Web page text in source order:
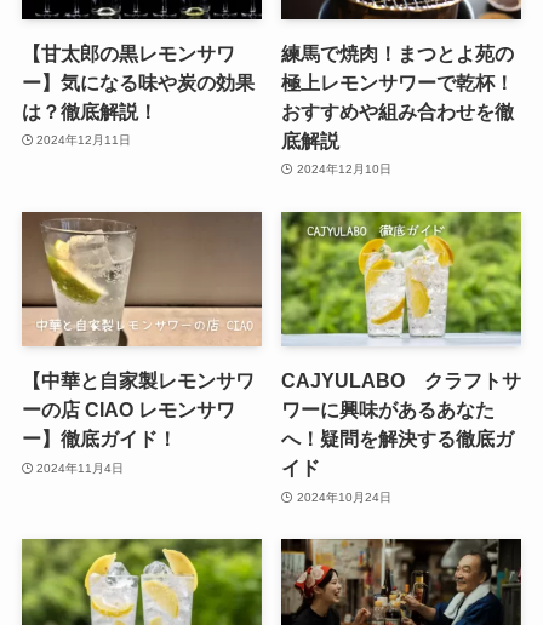
【甘太郎の黒レモンサワ
ー】気になる味や炭の効果
は？徹底解説！
2024年12月11日
練馬で焼肉！まつとよ苑の
極上レモンサワーで乾杯！
おすすめや組み合わせを徹
底解説
2024年12月10日
【中華と自家製レモンサワ
ーの店 CIAO レモンサワ
ー】徹底ガイド！
2024年11月4日
CAJYULABO クラフトサ
ワーに興味があるあなた
へ！疑問を解決する徹底ガ
イド
2024年10月24日